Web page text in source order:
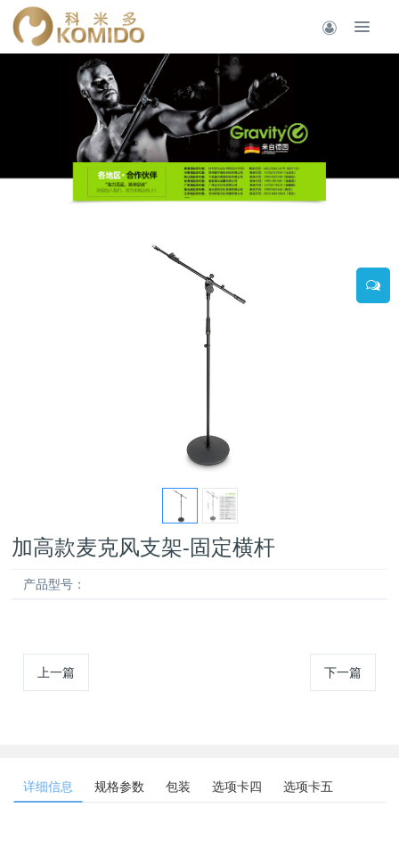
加高款麦克风支架-固定横杆
产品型号：
上一篇 下一篇
详细信息 规格参数 包装 选项卡四 选项卡五